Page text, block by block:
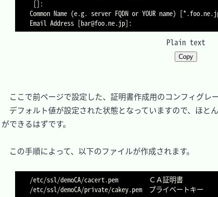
Common Name (e.g. server FQDN or YOUR name) [*.foo.ne.jp]:	← ドメ
Plain text
Copy
ここで前ページで設定した、証明書作成用のコンフィグレ
デフォルト値が設定された状態となっていますので、ほと
ができるはずです。
この手順によって、以下のファイルが作成されます。
/etc/ssl/demoCA/cacert.pem         ＣＡ証明書